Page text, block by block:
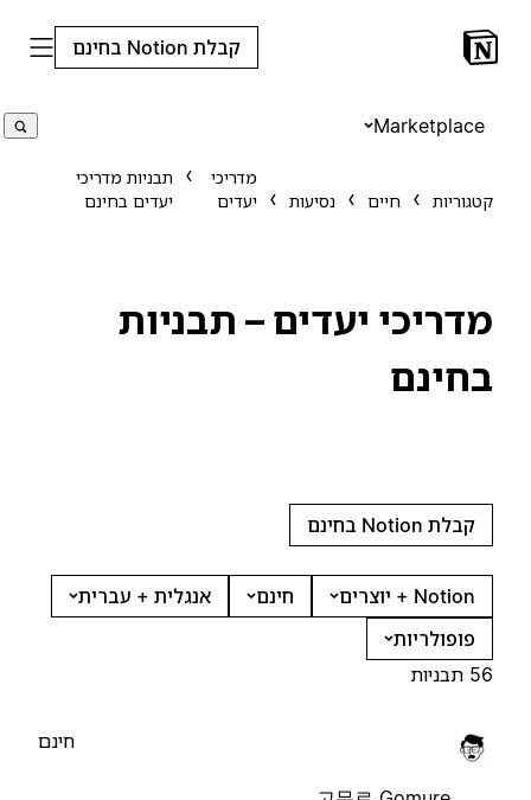
קבלת Notion בחינם
Marketplace
קטגוריות חיים נסיעות
מדריכי
יעדים
תבניות מדריכי
יעדים בחינם
מדריכי יעדים – תבניות
בחינם
קבלת Notion בחינם
Notion + יוצרים חינם
אנגלית + עברית
פופולריות
56 תבניות
חינם